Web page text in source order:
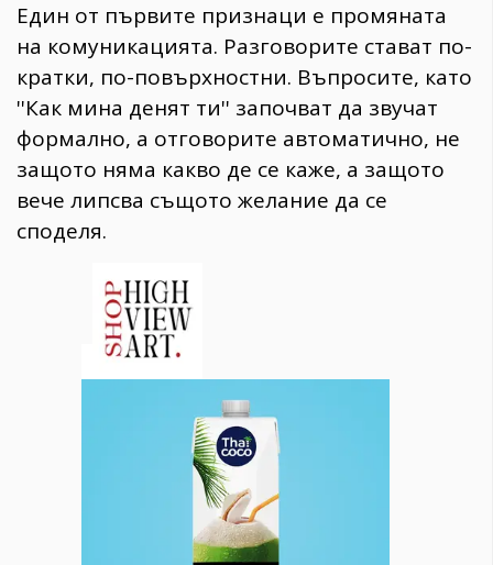
Един от първите признаци е промяната
на комуникацията. Разговорите стават по-
кратки, по-повърхностни. Въпросите, като
''Как мина денят ти'' започват да звучат
формално, а отговорите автоматично, не
защото няма какво де се каже, а защото
вече липсва същото желание да се
споделя.